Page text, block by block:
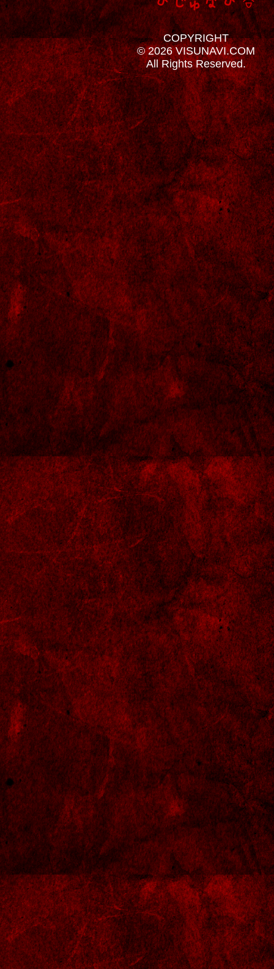
COPYRIGHT
© 2026 VISUNAVI.COM
All Rights Reserved.